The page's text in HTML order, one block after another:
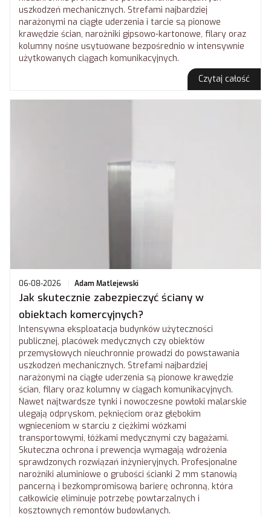
uszkodzeń mechanicznych. Strefami najbardziej
narażonymi na ciągłe uderzenia i tarcie są pionowe
krawędzie ścian, narożniki gipsowo-kartonowe, filary oraz
kolumny nośne usytuowane bezpośrednio w intensywnie
użytkowanych ciągach komunikacyjnych.
Czytaj całość
06-08-2026 Adam Matlejewski
Jak skutecznie zabezpieczyć ściany w
obiektach komercyjnych?
Intensywna eksploatacja budynków użyteczności
publicznej, placówek medycznych czy obiektów
przemysłowych nieuchronnie prowadzi do powstawania
uszkodzeń mechanicznych. Strefami najbardziej
narażonymi na ciągłe uderzenia są pionowe krawędzie
ścian, filary oraz kolumny w ciągach komunikacyjnych.
Nawet najtwardsze tynki i nowoczesne powłoki malarskie
ulegają odpryskom, pęknięciom oraz głębokim
wgnieceniom w starciu z ciężkimi wózkami
transportowymi, łóżkami medycznymi czy bagażami.
Skuteczna ochrona i prewencja wymagają wdrożenia
sprawdzonych rozwiązań inżynieryjnych. Profesjonalne
narożniki aluminiowe o grubości ścianki 2 mm stanowią
pancerną i bezkompromisową barierę ochronną, która
całkowicie eliminuje potrzebę powtarzalnych i
kosztownych remontów budowlanych.